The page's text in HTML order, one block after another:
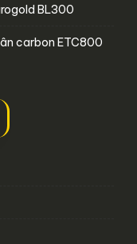
BL300
carbon ETC800